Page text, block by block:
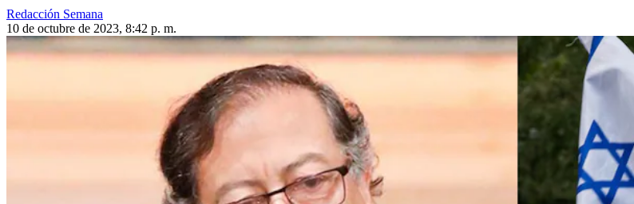
Redacción Semana
10 de octubre de 2023, 8:42 p. m.